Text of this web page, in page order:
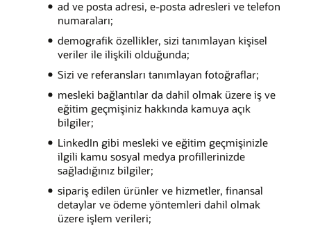
ad ve posta adresi, e-posta adresleri ve telefon
numaraları;
demografik özellikler, sizi tanımlayan kişisel
veriler ile ilişkili olduğunda;
Sizi ve referansları tanımlayan fotoğraflar;
mesleki bağlantılar da dahil olmak üzere iş ve
eğitim geçmişiniz hakkında kamuya açık
bilgiler;
LinkedIn gibi mesleki ve eğitim geçmişinizle
ilgili kamu sosyal medya profillerinizde
sağladığınız bilgiler;
sipariş edilen ürünler ve hizmetler, finansal
detaylar ve ödeme yöntemleri dahil olmak
üzere işlem verileri;